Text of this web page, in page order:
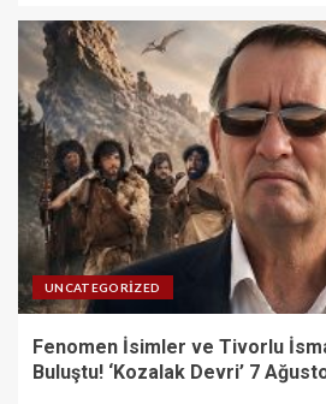
UNCATEGORIZED
Fenomen İsimler ve Tivorlu
Buluştu! ‘Kozalak Devri’ 7